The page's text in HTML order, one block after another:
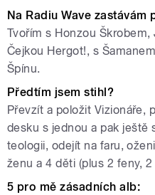
Na Radiu Wave zastávám
Tvořím s Honzou
Čejkou Hergot!, s
Špínu.
Předtím jsem stihl?
Převzít a položit Vizionáře,
desku s jednou a pak ještě
teologii, odejít na faru,
ženu a 4 děti (plus 2 feny,
5 pro mě zásadních alb: